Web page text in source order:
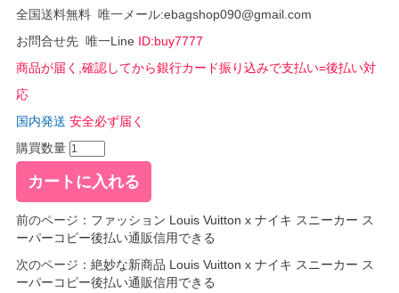
全国送料無料 唯一メール:ebagshop090@gmail.com
お問合せ先 唯一Line ID:buy7777
商品が届く,確認してから銀行カード振り込みで支払い=後払い対
応
国内発送 安全必ず届く
購買数量
前のページ： ファッション Louis Vuitton x ナイキ スニーカー ス
ーパーコピー後払い通販信用できる
次のページ： 絶妙な新商品 Louis Vuitton x ナイキ スニーカー ス
ーパーコピー後払い通販信用できる